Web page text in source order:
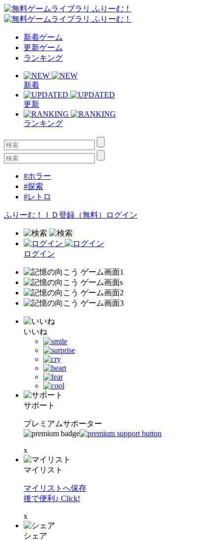
新着ゲーム
更新ゲーム
ランキング
新着
更新
ランキング
#ホラー
#探索
#レトロ
ふりーむ！ＩＤ登録（無料） ログイン
ログイン
いいね
サポート
プレミアムサポーター
x
マイリスト
マイリストへ保存
後で便利♪ Click!
x
シェア